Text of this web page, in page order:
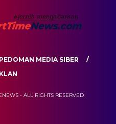
PEDOMAN MEDIA SIBER
- ALL RIGHTS RESERVED